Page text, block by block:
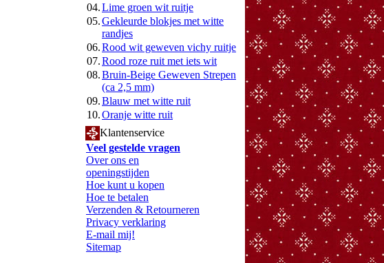
04.Lime groen wit ruitje
05.Gekleurde blokjes met witte
randjes
06.Rood wit geweven vichy ruitje
07.Rood roze ruit met iets wit
08.Bruin-Beige Geweven Strepen
(ca 2,5 mm)
09.Blauw met witte ruit
10.Oranje witte ruit
Klantenservice
Veel gestelde vragen
Over ons en
openingstijden
Hoe kunt u kopen
Hoe te betalen
Verzenden & Retourneren
Privacy verklaring
E-mail mij!
Sitemap